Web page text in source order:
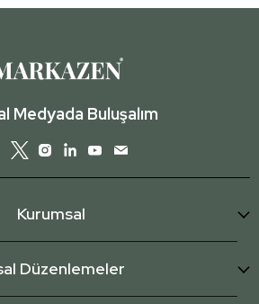
Medyada Buluşalım
Kurumsal
Düzenlemeler